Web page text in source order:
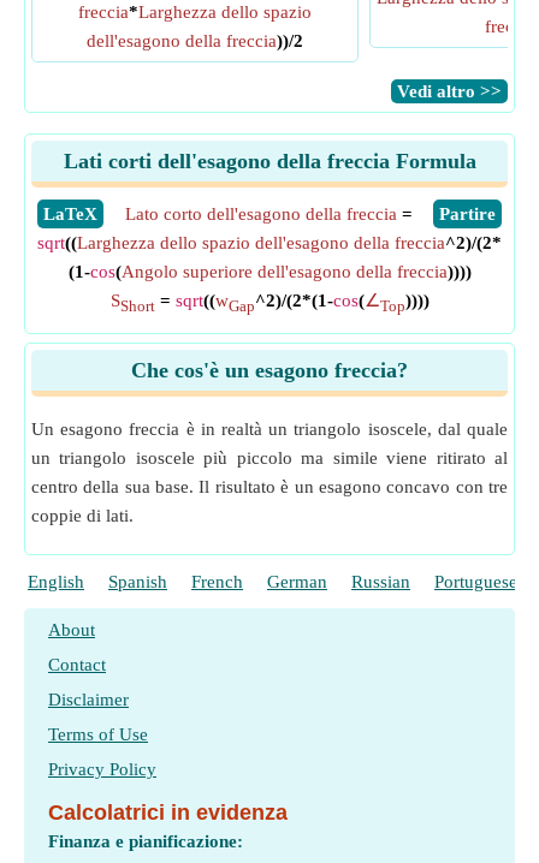
freccia*Larghezza dello spazio
dell'esagono della freccia))/2
freccia
​Vedi altro >>
Lati corti dell'esagono della freccia Formula
​LaTeX ​Partire
Lato corto dell'esagono della freccia =
sqrt((Larghezza dello spazio dell'esagono della freccia^2)/(2*
(1-cos(Angolo superiore dell'esagono della freccia))))
SShort= sqrt((wGap^2)/(2*(1-cos(∠Top))))
Che cos'è un esagono freccia?
Un esagono freccia è in realtà un triangolo isoscele, dal quale
un triangolo isoscele più piccolo ma simile viene ritirato al
centro della sua base. Il risultato è un esagono concavo con tre
coppie di lati.
English Spanish French German Russian Portuguese
About
Contact
Disclaimer
Terms of Use
Privacy Policy
Calcolatrici in evidenza
Finanza e pianificazione: